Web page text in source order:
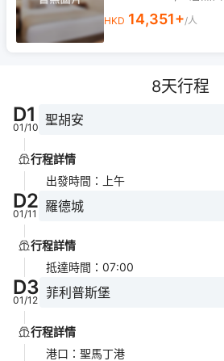
HKD 14,351+/人
8天行程
D1
01/10 聖胡安
行程詳情
出發時間 ： 上午
D2
01/11 羅德城
行程詳情
抵達時間 ： 07:00
D3
01/12 菲利普斯堡
行程詳情
港口 ： 聖馬丁港